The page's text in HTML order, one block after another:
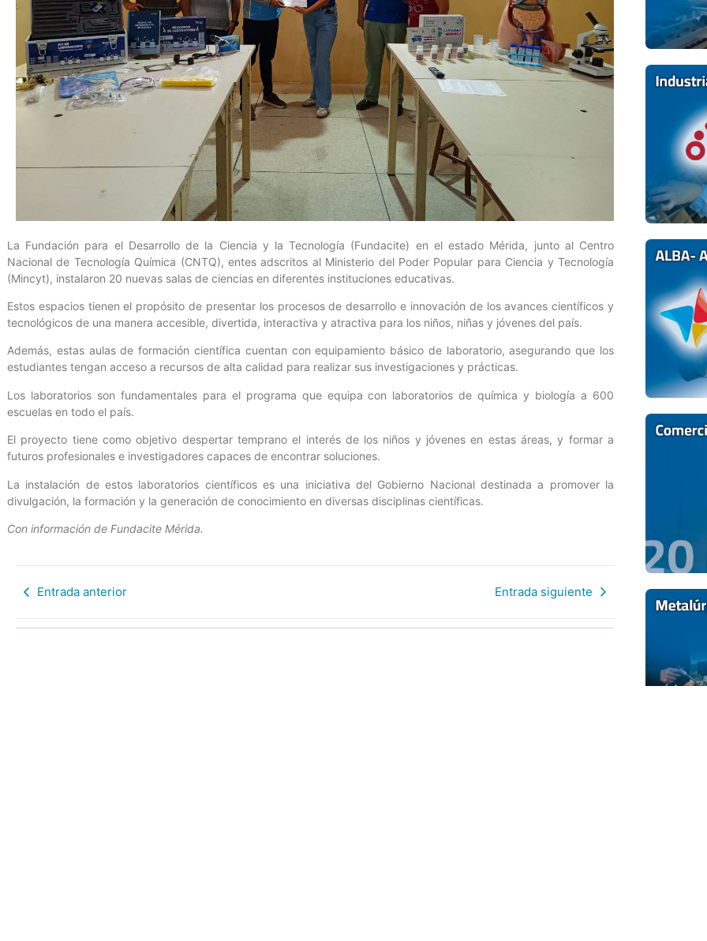
La Fundación para el Desarrollo de la Ciencia y la Tecnología (Fundacite) en el estado Mérida, junto al Centro
Nacional de Tecnología Química (CNTQ), entes adscritos al Ministerio del Poder Popular para Ciencia y Tecnología
(Mincyt), instalaron 20 nuevas salas de ciencias en diferentes instituciones educativas.
Estos espacios tienen el propósito de presentar los procesos de desarrollo e innovación de los avances científicos y
tecnológicos de una manera accesible, divertida, interactiva y atractiva para los niños, niñas y jóvenes del país.
Además, estas aulas de formación científica cuentan con equipamiento básico de laboratorio, asegurando que los
estudiantes tengan acceso a recursos de alta calidad para realizar sus investigaciones y prácticas.
Los laboratorios son fundamentales para el programa que equipa con laboratorios de química y biología a 600
escuelas en todo el país.
El proyecto tiene como objetivo despertar temprano el interés de los niños y jóvenes en estas áreas, y formar a
futuros profesionales e investigadores capaces de encontrar soluciones.
La instalación de estos laboratorios científicos es una iniciativa del Gobierno Nacional destinada a promover la
divulgación, la formación y la generación de conocimiento en diversas disciplinas científicas.
Con información de Fundacite Mérida.
Entrada anterior Entrada siguiente